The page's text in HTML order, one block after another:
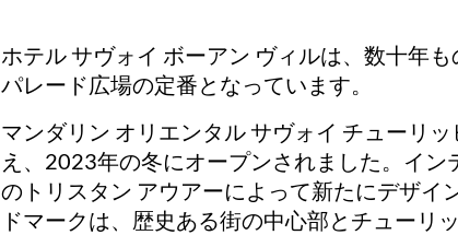
ホテル サヴォイ ボーアン ヴィルは、数十年
パレード広場の定番となっています。
マンダリン オリエンタル サヴォイ チューリ
え、2023年の冬にオープンされました。イン
のトリスタン アウアーによって新たにデザイ
ドマークは、歴史ある街の中心部とチューリ